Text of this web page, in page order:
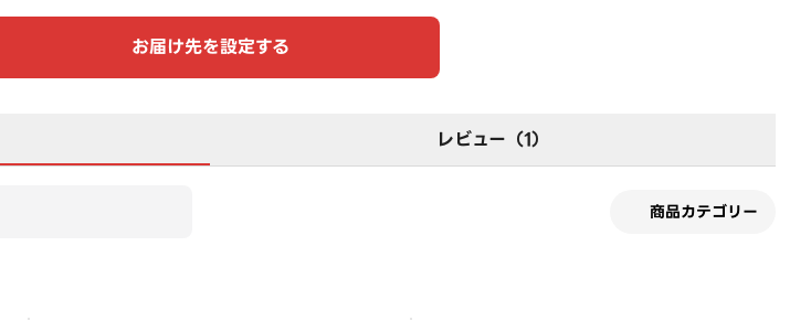
お届け先を設定する
レビュー（1）
商品カテゴリー